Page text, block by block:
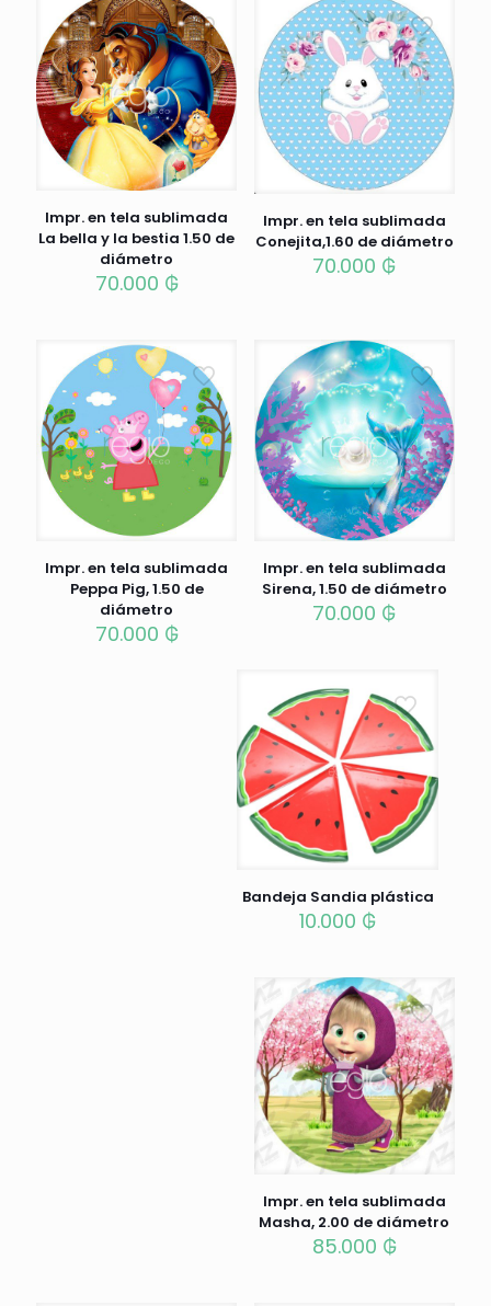
Impr. en tela sublimada
La bella y la bestia 1.50 de
diámetro
70.000 ₲
Impr. en tela sublimada
Conejita,1.60 de diámetro
70.000 ₲
Impr. en tela sublimada
Peppa Pig, 1.50 de
diámetro
70.000 ₲
Impr. en tela sublimada
Sirena, 1.50 de diámetro
70.000 ₲
Bandeja Sandia plástica
10.000 ₲
Impr. en tela sublimada
Masha, 2.00 de diámetro
85.000 ₲